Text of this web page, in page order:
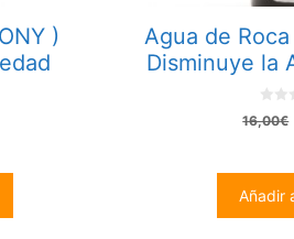
)
Agua de
Disminuye la
0
o
5
16,00€
Añadir